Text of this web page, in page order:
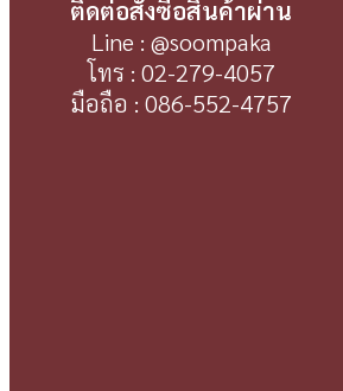
ติดต่อสั่งซื้อสินค้าผ่าน
Line : @soompaka
โทร : 02-279-4057
มือถือ : 086-552-4757